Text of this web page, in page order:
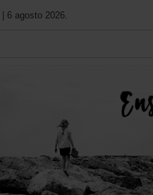
| 6 agosto 2026.